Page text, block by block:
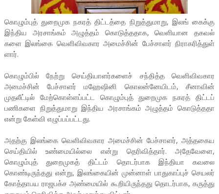
கொழும்புத் துறைமுக நகரத் திட்டத்தை நிறுத்துமாறு, இலங் கைக்கு
இந்திய அரசாங்கம் அழுத்தம் கொடுத்ததாக, வெளியான தகவல்
களை இலங்கை வெளிவிவகார அமைச்சின் பேச்சாளர் நிராகரித்துள்
ளார்.
கொழும்பில் நேற்று செய்தியாளர்களைச் சந்தித்த வெளிவிவகார
அமைச்சின் பேச்சாளர் மஹேஷினி கொலன்னேயிடம், சீனாவின்
முதலீட்டில் மேற்கொள்ளப்பட்ட கொழும்புத் துறைமுக நகரத் திட்டப்
பணிகளை நிறுத்துமாறு இந்திய அரசாங்கம் அழுத்தம் கொடுத்ததா
என்று கேள்வி எழுப்பப்பட்டது.
அதற்கு இலங்கை வெளிவிவகார அமைச்சின் பேச்சாளர், அத்தகைய
செய்தியில் உண்மையில்லை என்று தெரிவித்தார். அதேவேளை,
கொழும்புத் துறைமுகத் திட்டம் தொடர்பாக இந்தியா கவலை
கொண்டிருந்தது என்று, இலங்கையின் முன்னாள் பாதுகாப்புச் செயலர்
கோத்தாபய ராஜபக்ச அண்மையில் கூறியிருந்தது தொடர்பாக, கருத்து